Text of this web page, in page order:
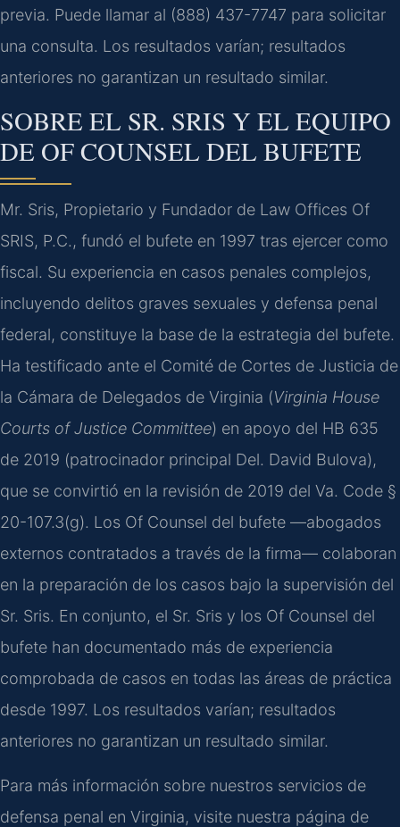
previa. Puede llamar al (888) 437-7747 para solicitar
una consulta. Los resultados varían; resultados
anteriores no garantizan un resultado similar.
SOBRE EL SR. SRIS Y EL EQUIPO
DE OF COUNSEL DEL BUFETE
Mr. Sris, Propietario y Fundador de Law Offices Of
SRIS, P.C., fundó el bufete en 1997 tras ejercer como
fiscal. Su experiencia en casos penales complejos,
incluyendo delitos graves sexuales y defensa penal
federal, constituye la base de la estrategia del bufete.
Ha testificado ante el Comité de Cortes de Justicia de
la Cámara de Delegados de Virginia (Virginia House
Courts of Justice Committee) en apoyo del HB 635
de 2019 (patrocinador principal Del. David Bulova),
que se convirtió en la revisión de 2019 del Va. Code §
20-107.3(g). Los Of Counsel del bufete —abogados
externos contratados a través de la firma— colaboran
en la preparación de los casos bajo la supervisión del
Sr. Sris. En conjunto, el Sr. Sris y los Of Counsel del
bufete han documentado más de experiencia
comprobada de casos en todas las áreas de práctica
desde 1997. Los resultados varían; resultados
anteriores no garantizan un resultado similar.
Para más información sobre nuestros servicios de
defensa penal en Virginia, visite nuestra página de